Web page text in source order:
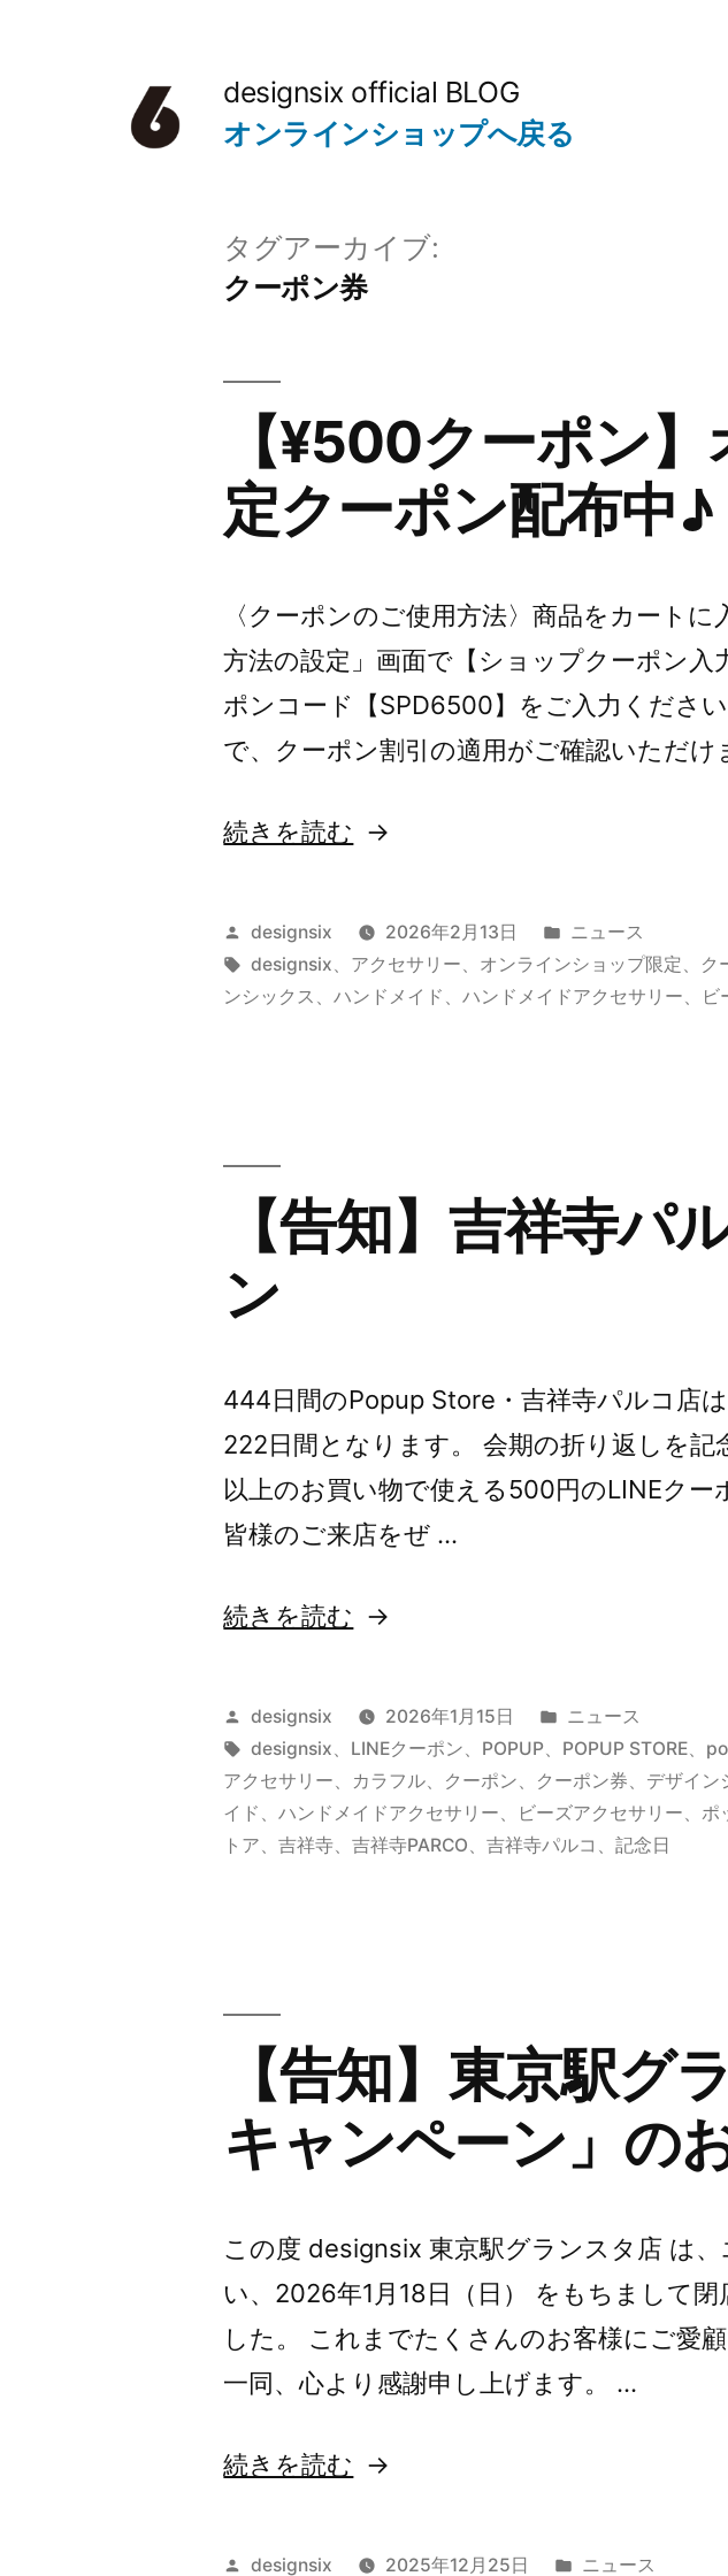
designsix official BLOG
オンラインショップへ戻る
タグアーカイブ:
クーポン券
【¥500クーポン
定クーポン配布中♪
〈クーポンのご使用方法〉商品をカートに
方法の設定」画面で【ショップクーポン入
ポンコード【SPD6500】をご入力くださ
で、クーポン割引の適用がご確認いただ
“【¥500
ー
ポ
ン】
シ
ョ
プ
限
定
ク
ポ
配
布
中
♪”
続きを読む
投
稿
者:
designsix 2026年2月13日
カ
テ
ゴ
ニュース
タ
グ:
designsix アクセサリー オンラインショップ限定 ク
ンシックス
、ハンドメイド 、ハンドメイドアクセサリー ビ
【告知】吉祥寺パ
ン
444日間のPopup Store・吉祥寺パルコ店
222日間となります。 会期の折り返しを記
以上のお買い物で使える500円のLINEクー
皆様のご来店をぜ …
“【告
吉
祥
寺
パ
り
キ
ン
ペ
ー
ン”
続きを読む
投
稿
者:
designsix 2026年1月15日
カ
テ
ゴ
リ
ー:
ニュース
タ
グ:
designsix LINEクーポン POPUP POPUP STORE
アクセサリー
カラフル クーポン クーポン券 デザイン
イド
、ハンドメイドアクセサリー ビーズアクセサリー ポ
トア 、吉祥寺 、吉祥寺PARCO 、吉祥寺パルコ 、記念日
【告知】東京駅グ
キャンペーン」の
この度 designsix 東京駅グランスタ店 は
い、2026年1月18日（日） をもちまして閉
した。 これまでたくさんのお客様にご愛
一同、心より感謝申し上げます。 …
“【告
東
続きを読む
投
designsix 2025年12月25日 カ
ニュース